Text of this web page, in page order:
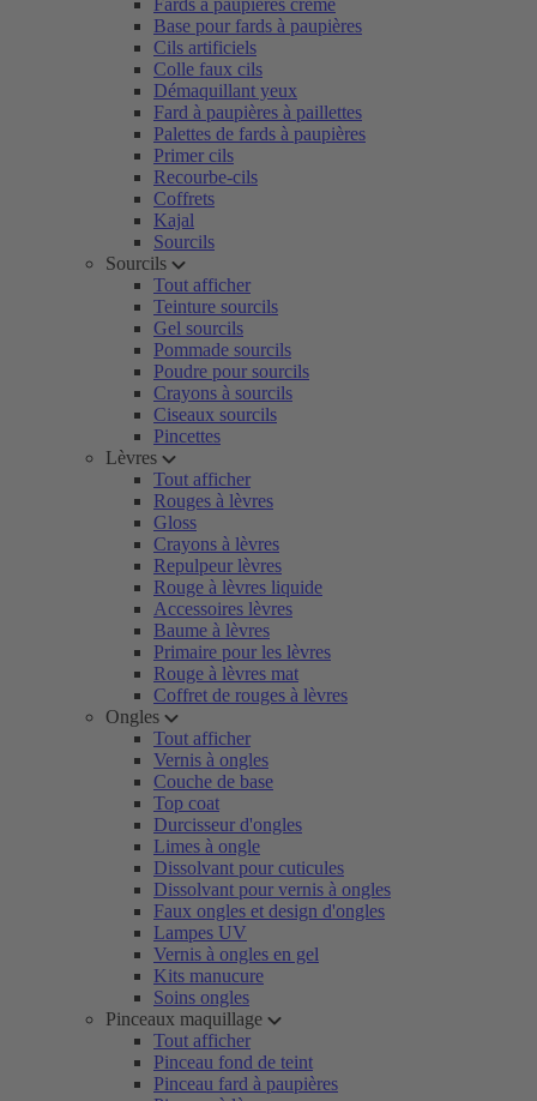
Fards à paupières crème
Base pour fards à paupières
Cils artificiels
Colle faux cils
Démaquillant yeux
Fard à paupières à paillettes
Palettes de fards à paupières
Primer cils
Recourbe-cils
Coffrets
Kajal
Sourcils
Sourcils
Tout afficher
Teinture sourcils
Gel sourcils
Pommade sourcils
Poudre pour sourcils
Crayons à sourcils
Ciseaux sourcils
Pincettes
Lèvres
Tout afficher
Rouges à lèvres
Gloss
Crayons à lèvres
Repulpeur lèvres
Rouge à lèvres liquide
Accessoires lèvres
Baume à lèvres
Primaire pour les lèvres
Rouge à lèvres mat
Coffret de rouges à lèvres
Ongles
Tout afficher
Vernis à ongles
Couche de base
Top coat
Durcisseur d'ongles
Limes à ongle
Dissolvant pour cuticules
Dissolvant pour vernis à ongles
Faux ongles et design d'ongles
Lampes UV
Vernis à ongles en gel
Kits manucure
Soins ongles
Pinceaux maquillage
Tout afficher
Pinceau fond de teint
Pinceau fard à paupières